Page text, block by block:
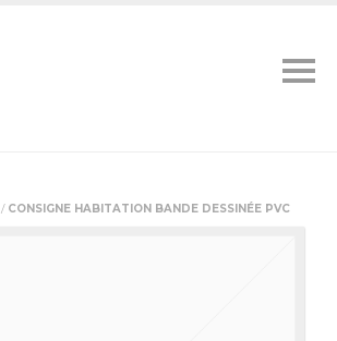
/ CONSIGNE HABITATION BANDE DESSINÉE PVC